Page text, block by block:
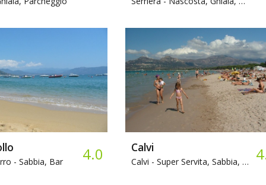
- Sabbia, Bar 4.0 Calvi
Calvi - Super Servita, Sabbia, Bar